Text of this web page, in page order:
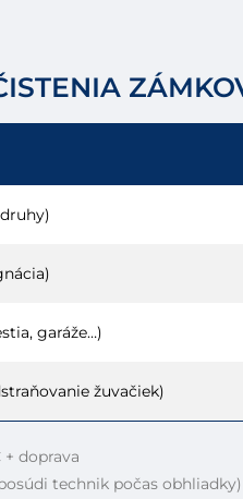
garáže…)
žuvačiek)
doprava
technik počas obhliadky)